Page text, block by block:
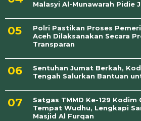
Malasyi Al-Munawarah Pidie
Polri Pastikan Proses
Aceh Dilaksanakan Secara
Transparan
Sentuhan Jumat Berkah,
Tengah Salurkan Bantuan
Satgas TMMD Ke-129 Kodim
Tempat Wudhu, Lengkapi
Masjid Al Furqan